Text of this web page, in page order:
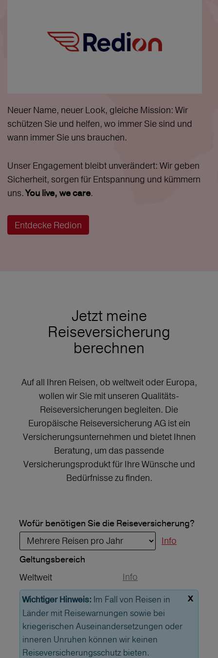
Neuer Name, neuer Look, gleiche Mission: Wir
schützen Sie und helfen, wo immer Sie sind und
wann immer Sie uns brauchen.
Unser Engagement bleibt unverändert: Wir geben
Sicherheit, sorgen für Entspannung und kümmern
uns.You live, we care.
Entdecke Redion
Jetzt meine
Reiseversicherung
berechnen
Auf all Ihren Reisen, ob weltweit oder Europa,
wollen wir Sie mit unseren Qualitäts-
Reiseversicherungen begleiten. Die
Europäische Reiseversicherung AG ist ein
Versicherungsunternehmen und bietet Ihnen
Beratung, um das passende
Versicherungsprodukt für Ihre Wünsche und
Bedürfnisse zu finden.
Wofür benötigen Sie die Reiseversicherung?
Info
Geltungs­bereich
Weltweit
Info
x
Wichtiger Hinweis: Im Fall von Reisen in
Länder mit Reisewarnungen sowie bei
kriegerischen Auseinandersetzungen oder
inneren Unruhen können wir keinen
Reiseversicherungsschutz bieten.